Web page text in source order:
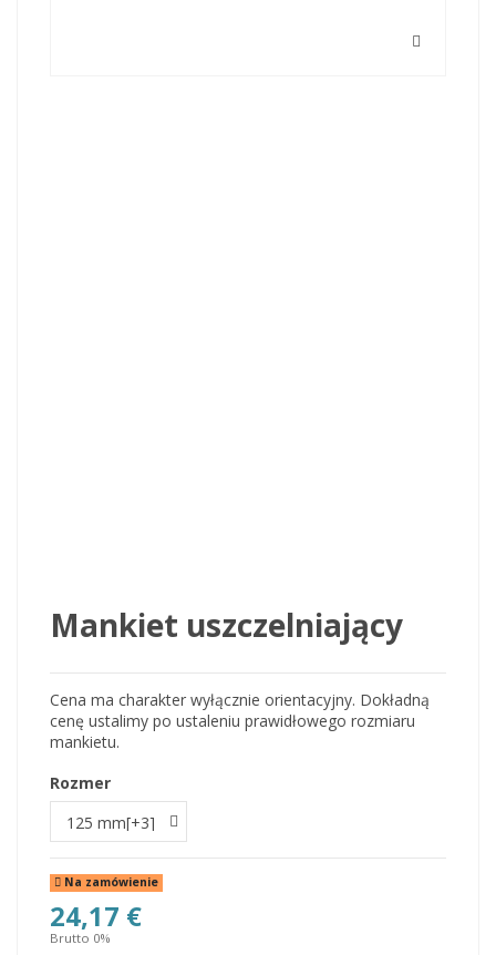
Mankiet uszczelniający
Cena ma charakter wyłącznie orientacyjny. Dokładną
cenę ustalimy po ustaleniu prawidłowego rozmiaru
mankietu.
Rozmer
Na zamówienie
24,17 €
Brutto 0%